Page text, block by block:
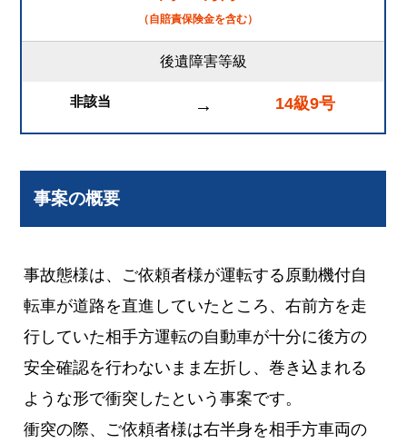
（自賠責保険金を含む）
後遺障害等級
非該当 → 14級9号
事案の概要
事故態様は、ご依頼者様が運転する原動機付自
転車が道路を直進していたところ、右前方を走
行していた相手方運転の自動車が十分に後方の
安全確認を行わないまま左折し、巻き込まれる
ような形で衝突したという事案です。
衝突の際、ご依頼者様は右半身を相手方車両の